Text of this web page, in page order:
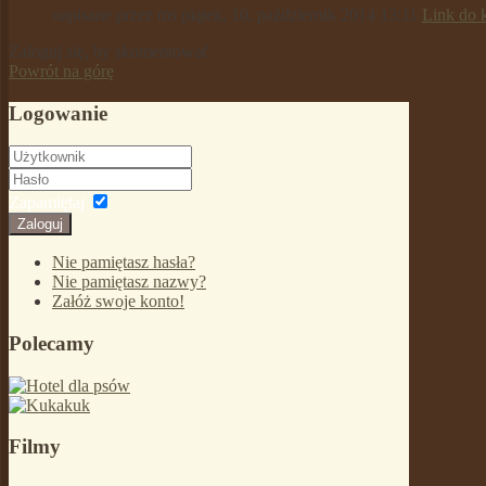
napisane przez ms piątek, 10, październik 2014 13:11
Link do
Zaloguj się, by skomentować
Powrót na górę
Logowanie
Zapamiętaj
Zaloguj
Nie pamiętasz hasła?
Nie pamiętasz nazwy?
Załóż swoje konto!
Polecamy
Filmy